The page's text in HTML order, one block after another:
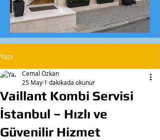
Yazı
Vaillant Kombi Servisi
İstanbul – Hızlı ve
Güvenilir Hizmet
Cemal Özkan
25 May 1 dakikada okunur